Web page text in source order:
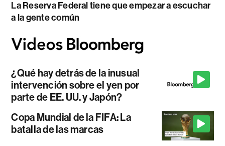
La Reserva Federal tiene que empezar a escuchar
a la gente común
¿Qué hay detrás de la inusual
intervención sobre el yen por
parte de EE. UU. y Japón?
Copa Mundial de la FIFA: La
batalla de las marcas